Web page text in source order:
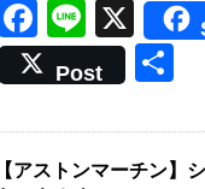
F
a
c
e
b
Li
n
e
X
Post
【アストンマーチン】